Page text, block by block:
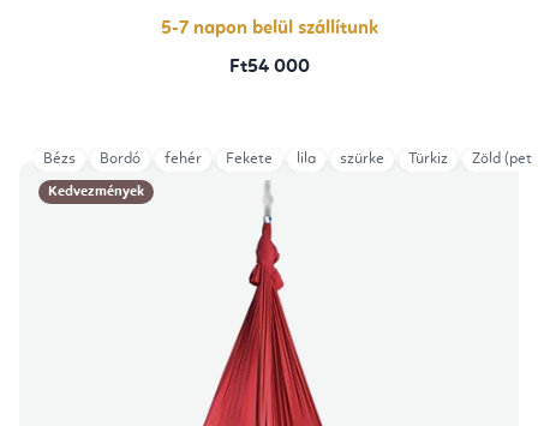
5-7 napon belül szállítunk
Ft54 000
Kedvezmények
Bézs Bordó fehér Fekete lila szürke Türkiz Zöld